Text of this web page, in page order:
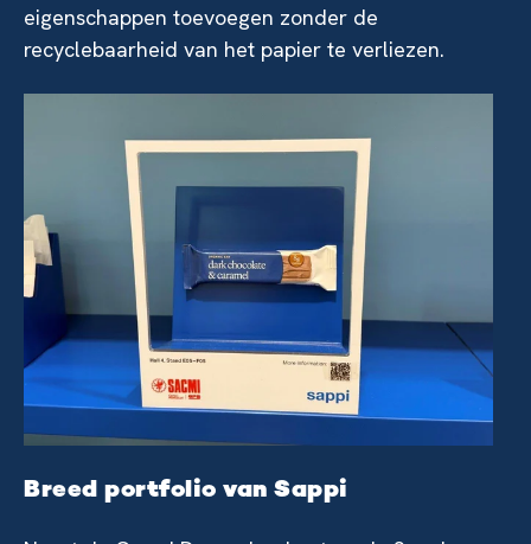
eigenschappen toevoegen zonder de
recyclebaarheid van het papier te verliezen.
Breed portfolio van Sappi